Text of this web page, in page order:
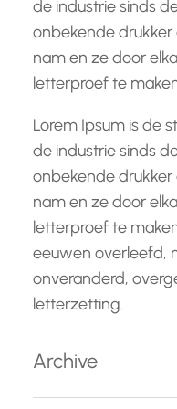
de industrie sinds
onbekende
nam en ze door
letterproef te
Lorem Ipsum is de
de industrie sinds
onbekende
nam en ze door
letterproef te
eeuwen overleefd,
onveranderd,
letterzetting.
Archive